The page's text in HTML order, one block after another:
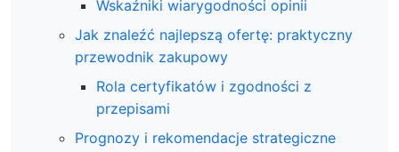
Wskaźniki wiarygodności opinii
Jak znaleźć najlepszą ofertę: praktyczny
przewodnik zakupowy
Rola certyfikatów i zgodności z
przepisami
Prognozy i rekomendacje strategiczne